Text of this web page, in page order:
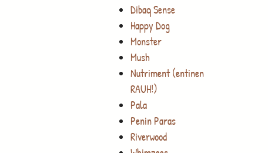
Dibaq Sense
Happy Dog
Monster
Mush
Nutriment (entinen
RAUH!)
Pala
Penin Paras
Riverwood